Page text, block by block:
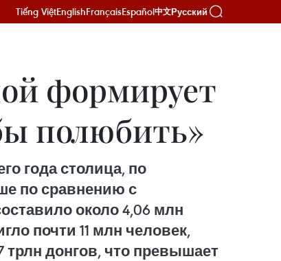
Tiếng ViệtEnglishFrançaisEspañol中文Русский
формирует
полюбить»
года столица, по
по сравнению с
около 4,06 млн
почти 11 млн человек,
трлн донгов, что превышает